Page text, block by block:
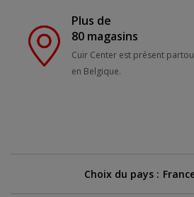
Plus de
80 magasins
Cuir Center est présent
en Belgique.
Choix du pays :